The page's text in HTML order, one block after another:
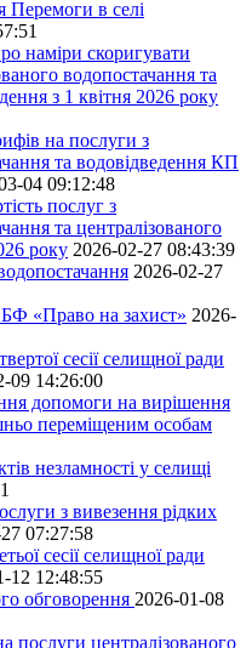
Перемоги в селі
наміри скоригувати
водопостачання та
з 1 квітня 2026 року
на послуги з
та водовідведення КП
04 09:12:48
послуг з
та централізованого
року 2026-02-27 08:43:39
2026-02-27
«Право на захист» 2026-
сесії селищної ради
09 14:26:00
допомоги на вирішення
переміщеним особам
незламності у селищі
з вивезення рідких
07:27:58
сесії селищної ради
12 12:48:55
обговорення 2026-01-08
послуги централізованого